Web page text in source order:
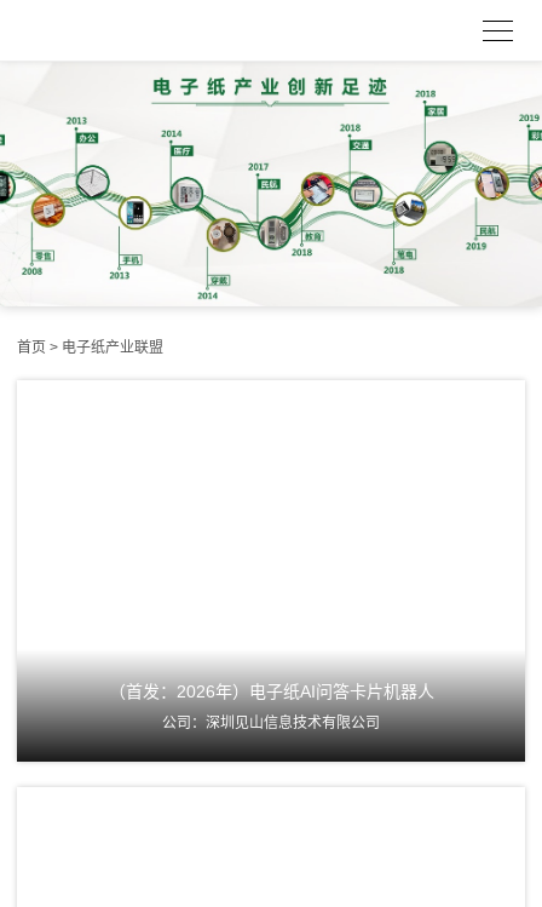
首页 > 电子纸产业联盟
（首发：2026年）电子纸AI问答卡片机器人
公司：深圳见山信息技术有限公司